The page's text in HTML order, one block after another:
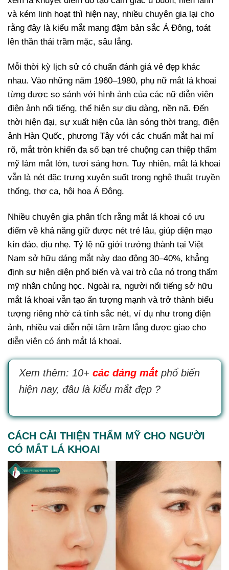
và kém linh hoạt thì hiện nay, nhiều chuyên gia lại cho
rằng đây là kiểu mắt mang đậm bản sắc Á Đông, toát
lên thần thái trầm mặc, sâu lắng.
Mỗi thời kỳ lịch sử có chuẩn đánh giá vẻ đẹp khác
nhau. Vào những năm 1960–1980, phụ nữ mắt lá khoai
từng được so sánh với hình ảnh của các nữ diễn viên
điện ảnh nổi tiếng, thể hiện sự dịu dàng, nền nã. Đến
thời hiện đại, sự xuất hiện của làn sóng thời trang, điện
ảnh Hàn Quốc, phương Tây với các chuẩn mắt hai mí
rõ, mắt tròn khiến đa số bạn trẻ chuộng can thiệp thẩm
mỹ làm mắt lớn, tươi sáng hơn. Tuy nhiên, mắt lá khoai
vẫn là nét đặc trưng xuyên suốt trong nghệ thuật truyền
thống, thơ ca, hội hoạ Á Đông.
Nhiều chuyên gia phân tích rằng mắt lá khoai có ưu
điểm về khả năng giữ được nét trẻ lâu, giúp diện mạo
kín đáo, dịu nhẹ. Tỷ lệ nữ giới trưởng thành tại Việt
Nam sở hữu dáng mắt này dao động 30–40%, khẳng
định sự hiện diện phổ biến và vai trò của nó trong thẩm
mỹ nhân chủng học. Ngoài ra, người nổi tiếng sở hữu
mắt lá khoai vẫn tạo ấn tượng mạnh và trở thành biểu
tượng riêng nhờ cá tính sắc nét, ví dụ như trong điện
ảnh, nhiều vai diễn nội tâm trầm lắng được giao cho
diễn viên có ánh mắt lá khoai.
Xem thêm: 10+ các dáng mắtphổ biến
hiện nay, đâu là kiểu mắt đẹp ?
CÁCH CẢI THIỆN THẨM MỸ CHO NGƯỜI
CÓ MẮT LÁ KHOAI